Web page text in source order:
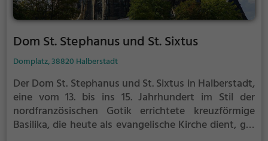
Dom St. Stephanus und St. Sixtus
Domplatz, 38820 Halberstadt
Der Dom St. Stephanus und St. Sixtus in Halberstadt,
eine vom 13. bis ins 15. Jahrhundert im Stil der
nordfranzösischen Gotik errichtete kreuzförmige
Basilika, die heute als evangelische Kirche dient, gilt